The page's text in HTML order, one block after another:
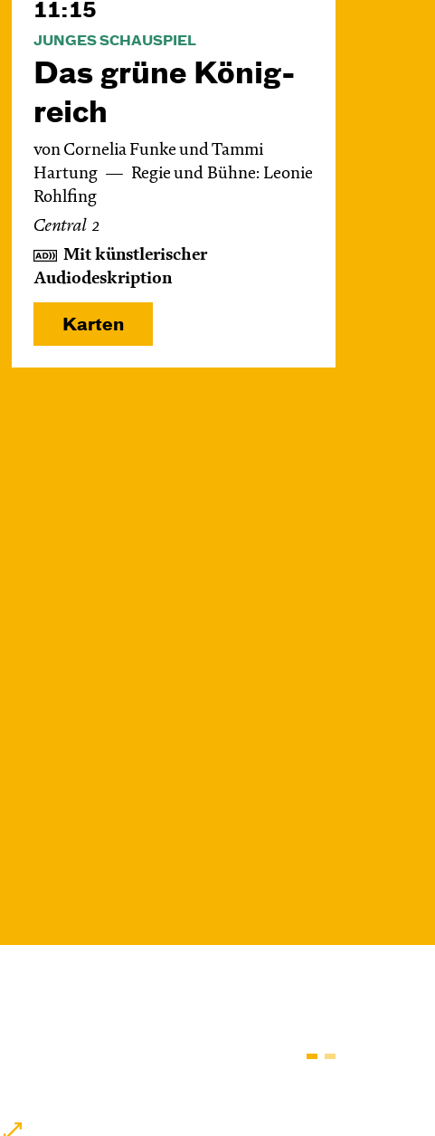
11:15
JUNGES SCHAUSPIEL
Das grüne König­
reich
von Cornelia Funke und Tammi
Hartung
Regie und Bühne: Leonie
Rohlfing
Central 2
Mit künstlerischer
Audiodeskription
Karten